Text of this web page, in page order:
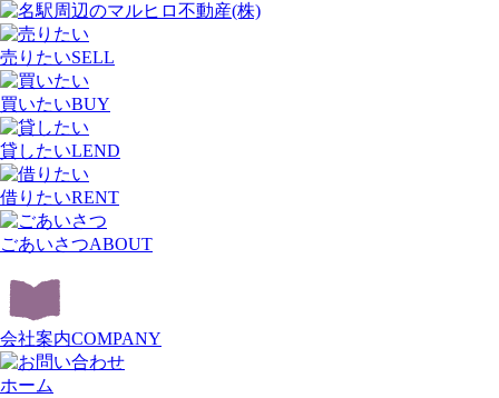
売りたいSELL
買いたいBUY
貸したいLEND
借りたいRENT
ごあいさつABOUT
会社案内COMPANY
ホーム